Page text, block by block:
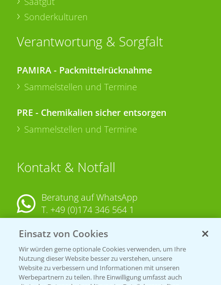
Sonderkulturen
Verantwortung & Sorgfalt
PAMIRA - Packmittelrücknahme
Sammelstellen und Termine
PRE - Chemikalien sicher entsorgen
Sammelstellen und Termine
Kontakt & Notfall
Beratung auf WhatsApp
T. +49 (0)174 346 564 1
KONTAKT
Hilfe in Notfällen
T.+49 (0)214/30-20220
Einsatz von Cookies
Wir würden gerne optionale Cookies verwenden, um Ihre
Nutzung dieser Website besser zu verstehen, unsere
Website zu verbessern und Informationen mit unseren
Werbepartnern zu teilen. Ihre Einwilligung umfasst auch